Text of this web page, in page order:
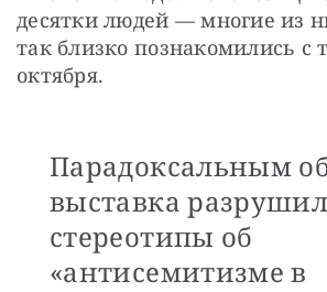
десятки людей — многие из
так близко познакомились с
октября.
Парадоксальным
выставка
стереотипы об
«антисемитизме в